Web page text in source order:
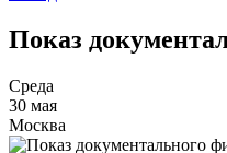
Показ
Среда
30 мая
Москва